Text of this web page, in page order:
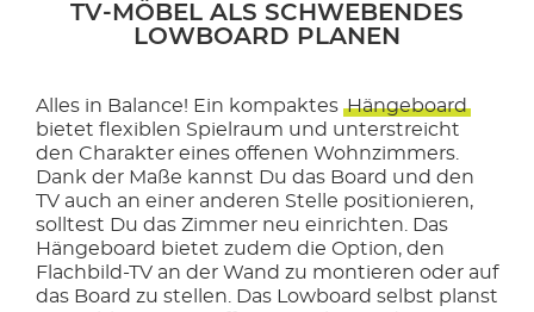
TV-MÖBEL ALS SCHWEBENDES
LOWBOARD PLANEN
Alles in Balance! Ein kompaktes Hängeboard
bietet flexiblen Spielraum und unterstreicht
den Charakter eines offenen Wohnzimmers.
Dank der Maße kannst Du das Board und den
TV auch an einer anderen Stelle positionieren,
solltest Du das Zimmer neu einrichten. Das
Hängeboard bietet zudem die Option, den
Flachbild-TV an der Wand zu montieren oder auf
das Board zu stellen. Das Lowboard selbst planst